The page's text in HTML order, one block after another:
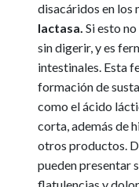
disacáridos en los
lactasa. Si esto
sin digerir, y es
intestinales. Esta
formación de
como el ácido
corta, además de
otros productos.
pueden presentar